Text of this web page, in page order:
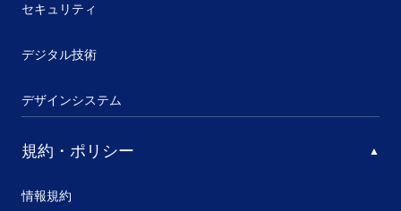
セキュリティ
デジタル技術
デザインシステム
規約・ポリシー
情報規約